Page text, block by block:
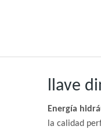
llave
Energía
la calidad